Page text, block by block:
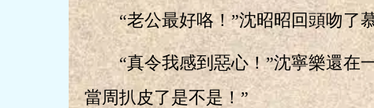
“老公最好咯！”沈昭昭回頭吻了慕
“真令我感到惡心！”沈寧樂還在一
當周扒皮了是不是！”